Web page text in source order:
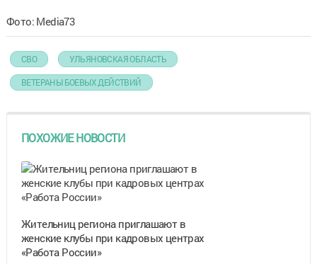
Фото: Media73
СВО УЛЬЯНОВСКАЯ ОБЛАСТЬ
ВЕТЕРАНЫ БОЕВЫХ ДЕЙСТВИЙ
ПОХОЖИЕ НОВОСТИ
Жительниц региона приглашают в
женские клубы при кадровых центрах
«Работа России»